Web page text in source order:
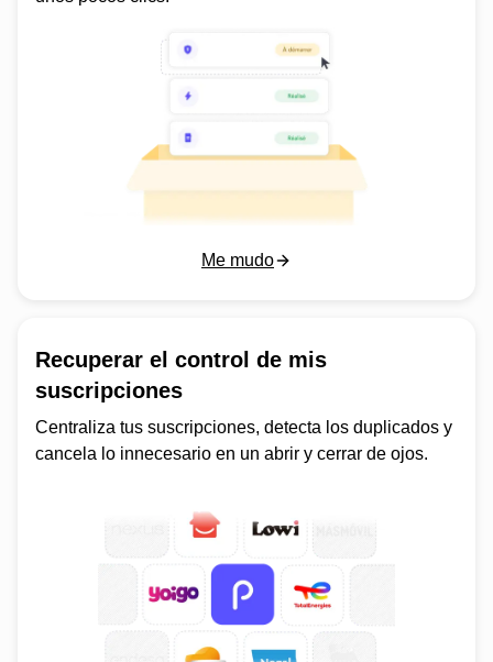
Me mudo
Recuperar el control de mis
suscripciones
Centraliza tus suscripciones, detecta los duplicados y
cancela lo innecesario en un abrir y cerrar de ojos.